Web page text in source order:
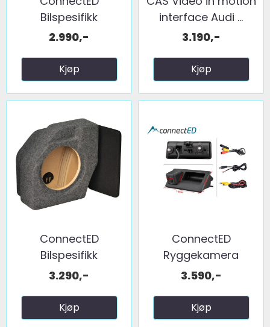
Bilspesifikk
basskasse 10" ...
2.990,-
Kjøp
interface Audi ...
3.190,-
Kjøp
ConnectED
Bilspesifikk
basskasse 10" ...
3.290,-
Kjøp
ConnectED
Ryggekamera
(håndtak) (CVBS) ...
3.590,-
Kjøp